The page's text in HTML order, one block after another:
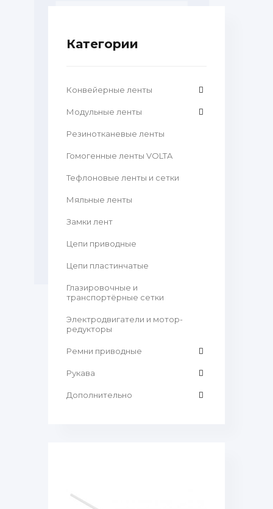
Категории
Конвейерные ленты
Модульные ленты
Резинотканевые ленты
Гомогенные ленты VOLTA
Тефлоновые ленты и сетки
Мяльные ленты
Замки лент
Цепи приводные
Цепи пластинчатые
Глазировочные и
транспортёрные сетки
Электродвигатели и мотор-
редукторы
Ремни приводные
Рукава
Дополнительно